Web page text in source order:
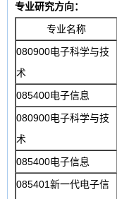
专业研究方向：
专业名称
080900电子科学与技
术
085400电子信息
080900电子科学与技
术
085400电子信息
085401新一代电子信